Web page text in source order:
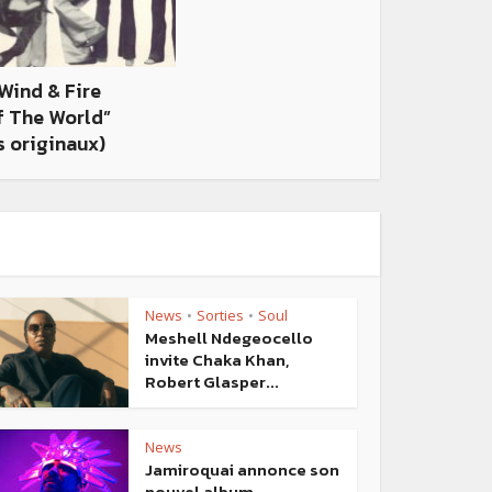
& Fire
The World”
originaux)
News • Sorties • Soul
Meshell Ndegeocello
invite Chaka Khan,
Robert Glasper...
News
Jamiroquai annonce son